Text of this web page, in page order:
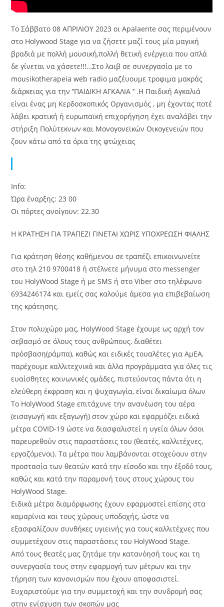
Το Σάββατο 08 ΑΠΡΙΛΙΟΥ 2023 oι Apalaente σας περιμένουν
στο Holywood Stage για να ζήσετε μαζί τους μία μαγική
βραδιά με πολλή μουσική,πολλή θετική ενέργεια που απλά
δε γίνεται να χάσετε!!!…Στο λαιβ σε συνεργασία με το
mousikotherapeia web radio μαζέυουμε τροφιμα μακράς
διάρκειας για την ‘’ΠΑΙΔΙΚΗ ΑΓΚΑΛΙΑ ‘’ .Η Παιδική Αγκαλιά
είναι ένας μη Κερδοσκοπικός Οργανισμός , μη έχοντας ποτέ
λάβει κρατική ή ευρωπαϊκή επιχορήγηση έχει αναλάβει την
στήριξη Πολύτεκνων και Μονογονεϊκών Οικογενειών που
ζουν κάτω από τα όρια της φτώχειας
Info:
Ώρα έναρξης: 23 00
Οι πόρτες ανοίγουν: 22.30
Η ΚΡΑΤΗΣΗ ΓΙΑ ΤΡΑΠΕΖΙ ΓΙΝΕΤΑΙ ΧΩΡΙΣ ΥΠΟΧΡΕΩΣΗ ΦΙΑΛΗΣ
Για κράτηση θέσης καθήμενου σε τραπέζι επικοινωνείτε
στο τηλ 210 9700418 ή στέλνετε μήνυμα στο messenger
του HolyWood Stage ή με SMS ή στο Viber στο τηλέφωνο
6934246174 και εμείς σας καλούμε άμεσα για επιβεβαίωση
της κράτησης.
Στον πολυχώρο μας, HolyWood Stage έχουμε ως αρχή τον
σεβασμό σε όλους τους ανθρώπους, διαθέτει
πρόσβαση(ράμπα), καθώς και ειδικές τουαλέτες για ΑμΕΑ,
παρέχουμε καλλιτεχνικά και άλλα προγράμματα για όλες τις
ευαίσθητες κοινωνικές ομάδες, πιστεύοντας πάντα ότι η
ελεύθερη έκφραση και η ψυχαγωγία, είναι δικαίωμα όλων
Το HolyWood Stage επιτάχυνε την ανανέωση του αέρα
(εισαγωγή και εξαγωγή) στον χώρο και εφαρμόζει ειδικά
μέτρα COVID-19 ώστε να διασφαλιστεί η υγεία όλων όσοι
παρευρεθούν στις παραστάσεις του (θεατές, καλλιτέχνες,
εργαζόμενοι). Τα μέτρα που λαμβάνονται στοχεύουν στην
προστασία των θεατών κατά την είσοδο και την έξοδό τους,
καθώς και κατά την παραμονή τους στους χώρους του
HolyWood Stage.
Ειδικά μέτρα διαμόρφωσης έχουν εφαρμοστεί επίσης στα
καμαρίνια και τους χώρους υποδοχής, ώστε να
εξασφαλίζουν συνθήκες υγιεινής για τους καλλιτέχνες που
συμμετέχουν στις παραστάσεις του HolyWood Stage.
Από τους θεατές μας ζητάμε την κατανόησή τους και τη
συνεργασία τους στην εφαρμογή των μέτρων και την
τήρηση των κανονισμών που έχουν αποφασιστεί.
Ευχαριστούμε για την συμμετοχή και την συνδρομή σας
στην ενίσχυση των σκοπών μας